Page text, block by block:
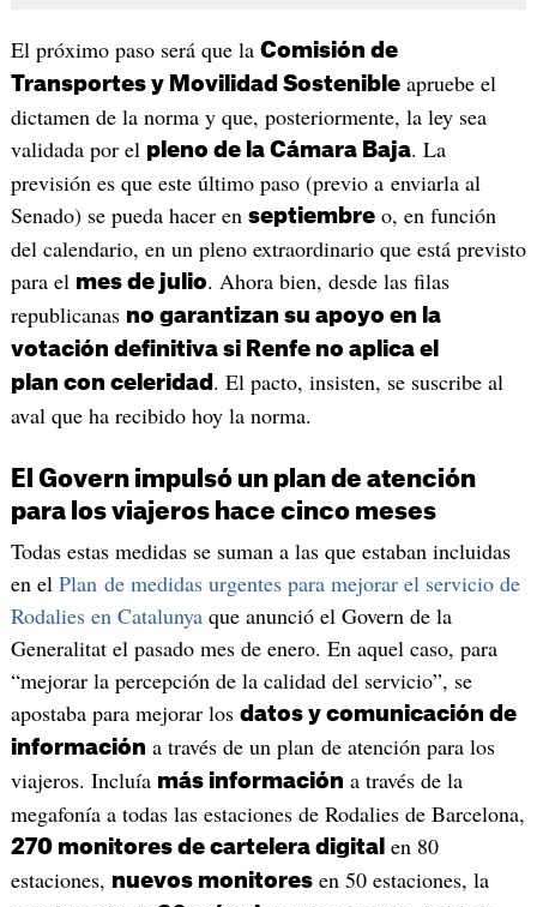
El próximo paso será que la Comisión de
Transportes y Movilidad Sostenibleapruebe el
dictamen de la norma y que, posteriormente, la ley sea
validada por el pleno de la Cámara Baja. La
previsión es que este último paso (previo a enviarla al
Senado) se pueda hacer en septiembreo, en función
del calendario, en un pleno extraordinario que está previsto
para el mes de julio. Ahora bien, desde las filas
republicanas no garantizan su apoyo en la
votación definitiva si Renfe no aplica el
plan con celeridad . El pacto, insisten, se suscribe al
aval que ha recibido hoy la norma.
El Govern impulsó un plan de atención
para los viajeros hace cinco meses
Todas estas medidas se suman a las que estaban incluidas
en el Plan de medidas urgentes para mejorar el servicio de
Rodalies en Catalunyaque anunció el Govern de la
Generalitat el pasado mes de enero. En aquel caso, para
“mejorar la percepción de la calidad del servicio”, se
apostaba para mejorar los datos y comunicación de
información a través de un plan de atención para los
viajeros. Incluía más información a través de la
megafonía a todas las estaciones de Rodalies de Barcelona,
270 monitores de cartelera digital en 80
estaciones, nuevos monitoresen 50 estaciones, la